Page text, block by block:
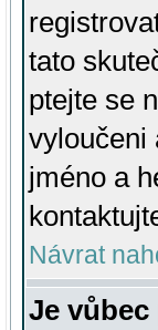
tato
ptejte se
vyloučeni
jméno a
Návrat
Je